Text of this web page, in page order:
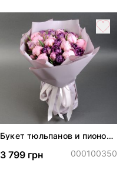
Букет тюльпанов и пионов
3 799 грн 000100350